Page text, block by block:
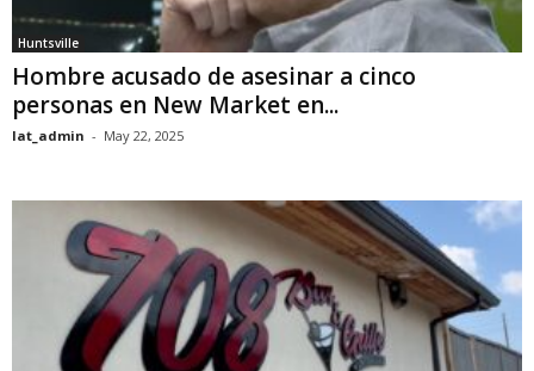
Huntsville
Hombre acusado de asesinar a cinco
personas en New Market en...
lat_admin - May 22, 2025